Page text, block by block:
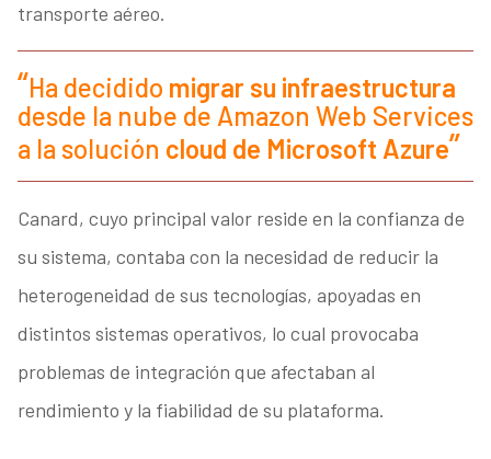
transporte aéreo.
Ha decidido migrar su infraestructura
desde la nube de Amazon Web Services
a la solución cloud de Microsoft Azure
Canard, cuyo principal valor reside en la confianza de
su sistema, contaba con la necesidad de reducir la
heterogeneidad de sus tecnologías, apoyadas en
distintos sistemas operativos, lo cual provocaba
problemas de integración que afectaban al
rendimiento y la fiabilidad de su plataforma.